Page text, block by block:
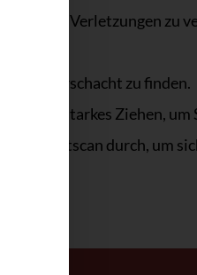
oder Verletzungen zu
Papierschacht zu finden.
Sie zu starkes Ziehen, um
Testscan durch, um